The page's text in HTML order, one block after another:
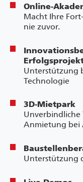
Online-
Macht Ihre
nie zuvor.
Unterstützung
Technologie
3D-Mietpark
Anmietung bei
Unterstützung